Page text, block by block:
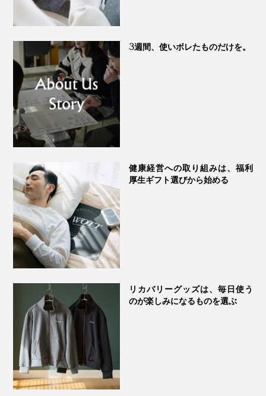
3週間、使いボレたものだけを。
健康経営への取り組みは、福利
厚生ギフト選びから始める
リカバリーグッズは、毎日使う
のが楽しみになるものを選ぶ